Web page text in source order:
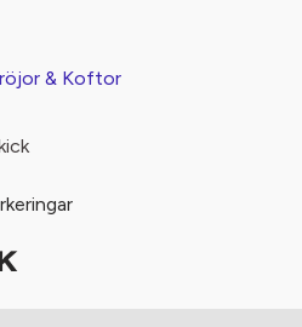
& Koftor